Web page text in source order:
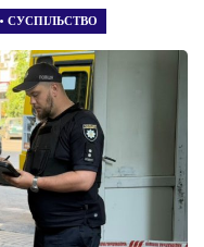
• СУСПІЛЬСТВО